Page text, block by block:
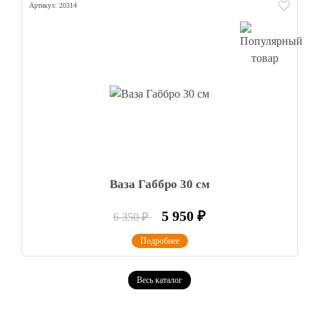
Артикул: 20314
Ваза Габбро 30 см
6 350 ₽ 5 950 ₽
Подробнее
Весь каталог